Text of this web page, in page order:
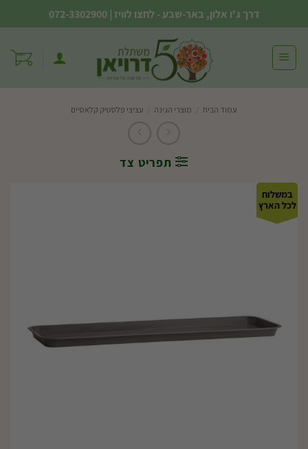
to
content
דרך ג'ו אלון, באר-שבע - לחצו לוויז |
072-3302900
עמוד הבית מוצרי הגינה עציצי פלסטיק קלאסיים
תפריט צד
במשלוח
לכל הארץ